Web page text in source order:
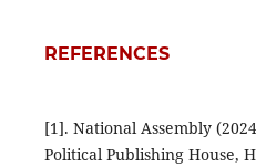
REFERENCES
[1]. National Assembly
Political Publishing House,